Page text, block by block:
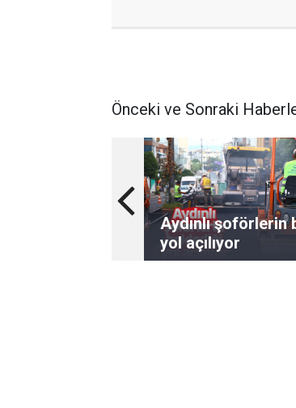
Önceki ve Sonraki
Aydınlı şoförlerin
yol açılıyor